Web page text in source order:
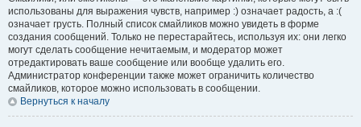
использованы для выражения чувств, например :) означает радость, а :(
означает грусть. Полный список смайликов можно увидеть в форме
создания сообщений. Только не перестарайтесь, используя их: они легко
могут сделать сообщение нечитаемым, и модератор может
отредактировать ваше сообщение или вообще удалить его.
Администратор конференции также может ограничить количество
смайликов, которое можно использовать в сообщении.
Вернуться к началу